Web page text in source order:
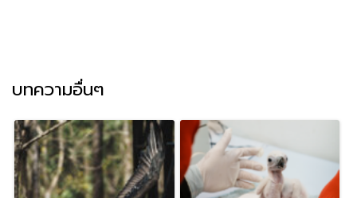
บทความอื่นๆ